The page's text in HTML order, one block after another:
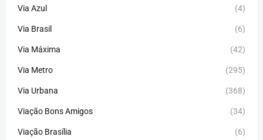
Via Azul (4)
Via Brasil (6)
Via Máxima (42)
Via Metro (295)
Via Urbana (368)
Viação Bons Amigos (34)
Viação Brasília (6)